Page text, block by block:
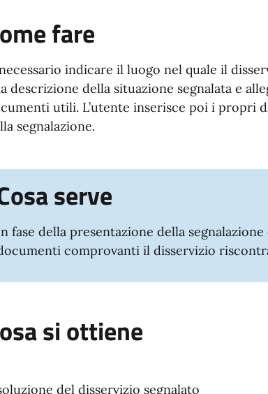
fare
necessario indicare il luogo nel quale il
descrizione della situazione segnalata e
utili. L’utente inserisce poi i propri
segnalazione.
serve
fase della presentazione della
comprovanti il disservizio
si ottiene
del disservizio segnalato